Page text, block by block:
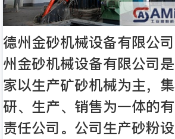
德州金砂机械设备有限公
州金砂机械设备有限公司
家以生产矿砂机械为主，
研、生产、销售为一体的
责任公司。公司生产砂粉设